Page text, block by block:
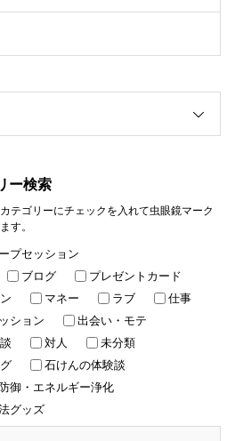
ー検索
テゴリーにチェックを入れて虫眼鏡マーク
す。
プセッション
ブログ
プレゼントカード
マネー ラブ
仕事
ション
出会い・モテ
対人
未分類
石けんの体験談
御・エネルギー浄化
グッズ